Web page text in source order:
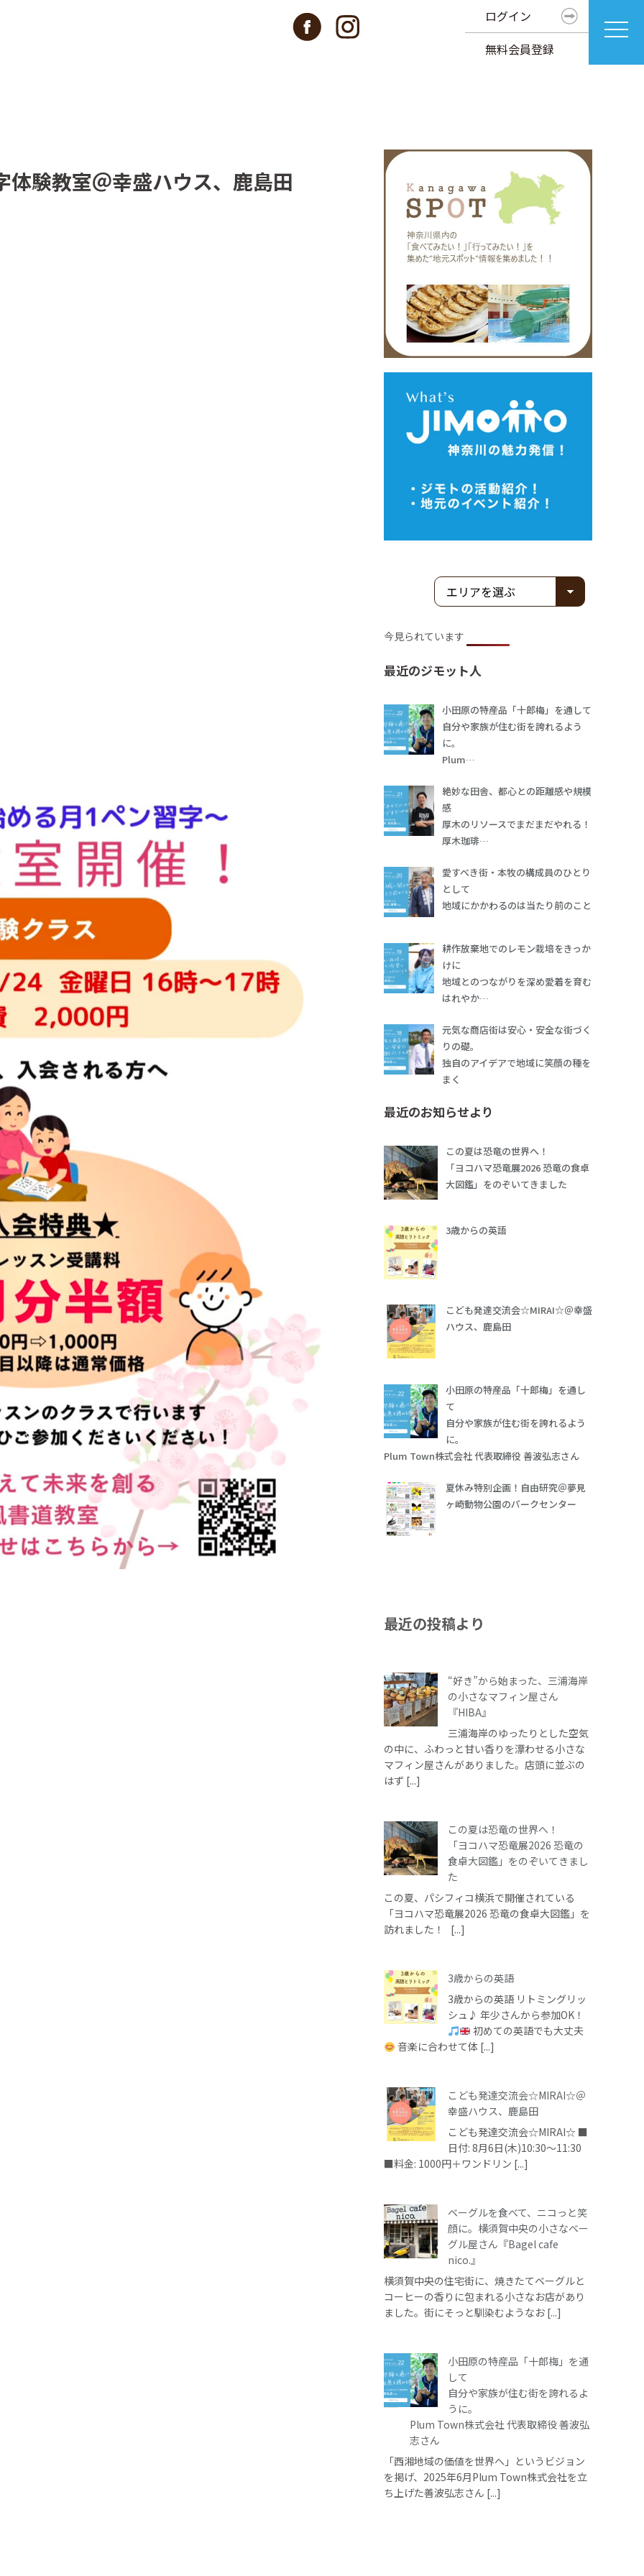
ログイン
無料会員登録
験教室＠幸盛ハウス、鹿島田
今見られています
最近のジモット人
小田原の特産品「十郎梅」を通して
自分や家族が住む街を誇れるよう
に。
Plum…
絶妙な田舎、都心との距離感や規模
感
厚木のリソースでまだまだやれる！
厚木珈琲…
愛すべき街・本牧の構成員のひとり
として
地域にかかわるのは当たり前のこと
耕作放棄地でのレモン栽培をきっか
けに
地域とのつながりを深め愛着を育む
はれやか…
元気な商店街は安心・安全な街づく
りの礎。
独自のアイデアで地域に笑顔の種を
まく
最近のお知らせより
この夏は恐竜の世界へ！
「ヨコハマ恐竜展2026 恐竜の食卓
大図鑑」をのぞいてきました
3歳からの英語
こども発達交流会☆MIRAI☆＠幸盛
ハウス、鹿島田
小田原の特産品「十郎梅」を通し
て
自分や家族が住む街を誇れるよう
に。
Plum Town株式会社 代表取締役 善波弘志さん
夏休み特別企画！自由研究＠夢見
ヶ崎動物公園のパークセンター
最近の投稿より
“好き”から始まった、三浦海岸
の小さなマフィン屋さん
『HIBA』
三浦海岸のゆったりとした空気
の中に、ふわっと甘い香りを漂わせる小さな
マフィン屋さんがありました。店頭に並ぶの
はず [...]
この夏は恐竜の世界へ！
「ヨコハマ恐竜展2026 恐竜の
食卓大図鑑」をのぞいてきまし
た
この夏、パシフィコ横浜で開催されている
「ヨコハマ恐竜展2026 恐竜の食卓大図鑑」を
訪れました！ [...]
3歳からの英語
3歳からの英語 リトミングリッ
シュ♪ 年少さんから参加OK！
初めての英語でも大丈夫
音楽に合わせて体 [...]
こども発達交流会☆MIRAI☆＠
幸盛ハウス、鹿島田
こども発達交流会☆MIRAI☆ ■
日付: 8月6日(木)10:30～11:30
■料金: 1000円＋ワンドリン [...]
ベーグルを食べて、ニコっと笑
顔に。横須賀中央の小さなベー
グル屋さん『Bagel cafe
nico.』
横須賀中央の住宅街に、焼きたてベーグルと
コーヒーの香りに包まれる小さなお店があり
ました。街にそっと馴染むようなお [...]
小田原の特産品「十郎梅」を通
して
自分や家族が住む街を誇れるよ
うに。
Plum Town株式会社 代表取締役 善波弘
志さん
「西湘地域の価値を世界へ」というビジョン
を掲げ、2025年6月Plum Town株式会社を立
ち上げた善波弘志さん [...]